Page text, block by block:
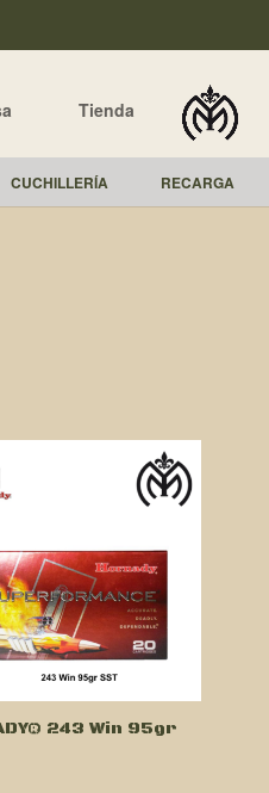
Tienda
CUCHILLERÍA RECARGA
243 Win 95gr